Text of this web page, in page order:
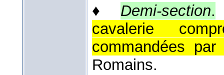
♦ Demi-section.
cavalerie
commandées
Romains.